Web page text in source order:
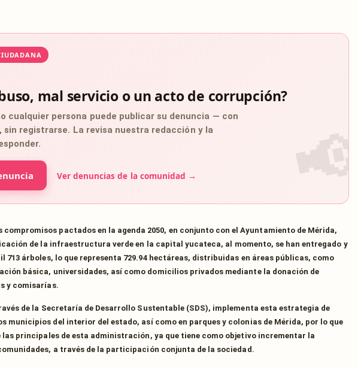
mal servicio o un acto de corrupción?
cualquier persona puede publicar su denuncia — con
registrarse. La revisa nuestra redacción y la
Ver denuncias de la comunidad →
compromisos pactados en la agenda 2050, en conjunto con el Ayuntamiento de Mérida,
de la infraestructura verde en la capital yucateca, al momento, se han entregado y
713 árboles, lo que representa 729.94 hectáreas, distribuidas en áreas públicas, como
básica, universidades, así como domicilios privados mediante la donación de
y comisarías.
de la Secretaría de Desarrollo Sustentable (SDS), implementa esta estrategia de
municipios del interior del estado, así como en parques y colonias de Mérida, por lo que
las principales de esta administración, ya que tiene como objetivo incrementar la
a través de la participación conjunta de la sociedad.